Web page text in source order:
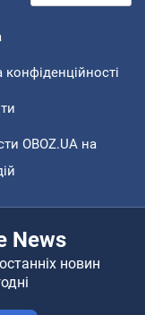
конфіденційності
OBOZ.UA на
News
новин